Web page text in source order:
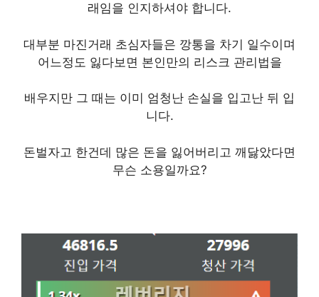
래 임을 인지하셔야 합니다.
대부분 마진거래 초심자들은 깡통을 차기 일수이며
어느정도 잃다보면 본인만의 리스크 관리법을
배우지만 그 때는 이미 엄청난 손실을 입고난 뒤 입
니다.
돈벌자고 한건데 많은 돈을 잃어버리고 깨닳았다면
무슨 소용일까요?